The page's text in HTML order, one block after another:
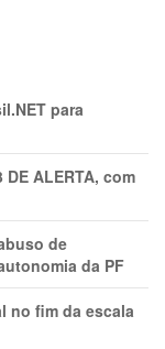
para
ALERTA, com
de
da PF
no fim da escala